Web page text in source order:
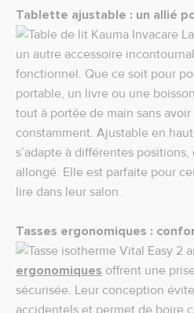
Tablette ajustable : un allié
La
un autre accessoire
fonctionnel. Que ce soit pour
portable, un livre ou une
tout à portée de main sans
constamment. Ajustable en
s’adapte à différentes
allongé. Elle est parfaite pour
lire dans leur salon.
Tasses ergonomiques :
ergonomiques offrent une
sécurisée. Leur conception
accidentels et permet de boire